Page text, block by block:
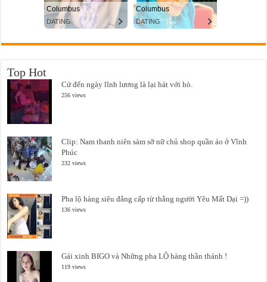
Top Hot
Cứ đến ngày lĩnh lương là lại hát với hò.
256 views
Clip: Nam thanh niên sàm sỡ nữ chủ shop quần áo ở Vĩnh
Phúc
232 views
Pha lộ hàng siêu đẳng cấp từ thằng người Yêu Mất Dại =))
136 views
Gái xinh BIGO và Những pha LỘ hàng thần thánh !
119 views